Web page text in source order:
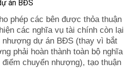
phép các bên được thỏa thuận
các nghĩa vụ tài chính còn lại
nhượng dự án BĐS (thay vì bắt
phải hoàn thành toàn bộ nghĩa
chuyển nhượng), tạo thuận